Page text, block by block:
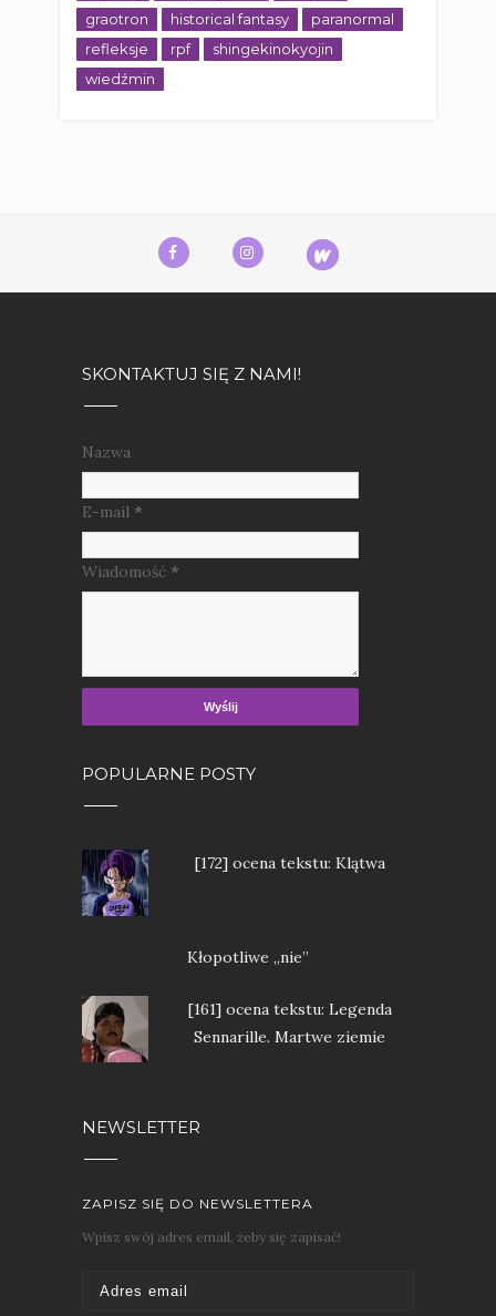
graotron
historical fantasy
paranormal
refleksje
rpf
shingekinokyojin
wiedźmin
SKONTAKTUJ SIĘ Z NAMI!
Nazwa
E-mail *
Wiadomość *
POPULARNE POSTY
[172] ocena tekstu: Klątwa
Kłopotliwe „nie”
[161] ocena tekstu: Legenda
Sennarille. Martwe ziemie
NEWSLETTER
ZAPISZ SIĘ DO NEWSLETTERA
Wpisz swój adres email, żeby się zapisać!